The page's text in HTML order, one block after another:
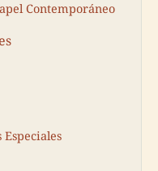
Contemporáneo
Especiales